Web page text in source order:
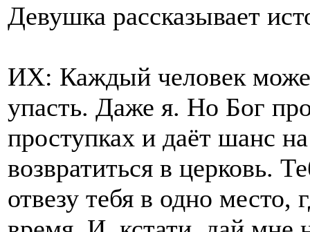
Девушка рассказывает
ИХ: Каждый человек
упасть. Даже я. Но Бог
проступках и даёт шанс
возвратиться в церковь.
отвезу тебя в одно